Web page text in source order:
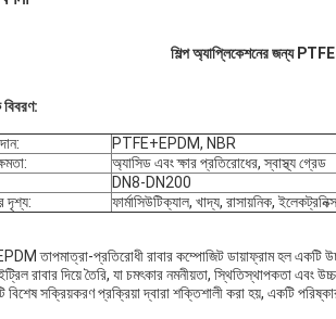
শিল্প অ্যাপ্লিকেশনের জন্য
বিবরণ:
PTFE+EPDM, NBR
অ্যাসিড এবং ক্ষার প্রতিরোধের, স্বাস্থ্য গ্রেড
DN8-DN200
দৃশ্য:
ফার্মাসিউটিক্যাল, খাদ্য, রাসায়নিক,
তাপমাত্রা-প্রতিরোধী রাবার কম্পোজিট ডায়াফ্রাম হল একটি
রাবার দিয়ে তৈরি, যা চমৎকার নমনীয়তা, স্থিতিস্থাপকতা
বিশেষ সক্রিয়করণ প্রক্রিয়া দ্বারা শক্তিশালী করা হয়, একটি